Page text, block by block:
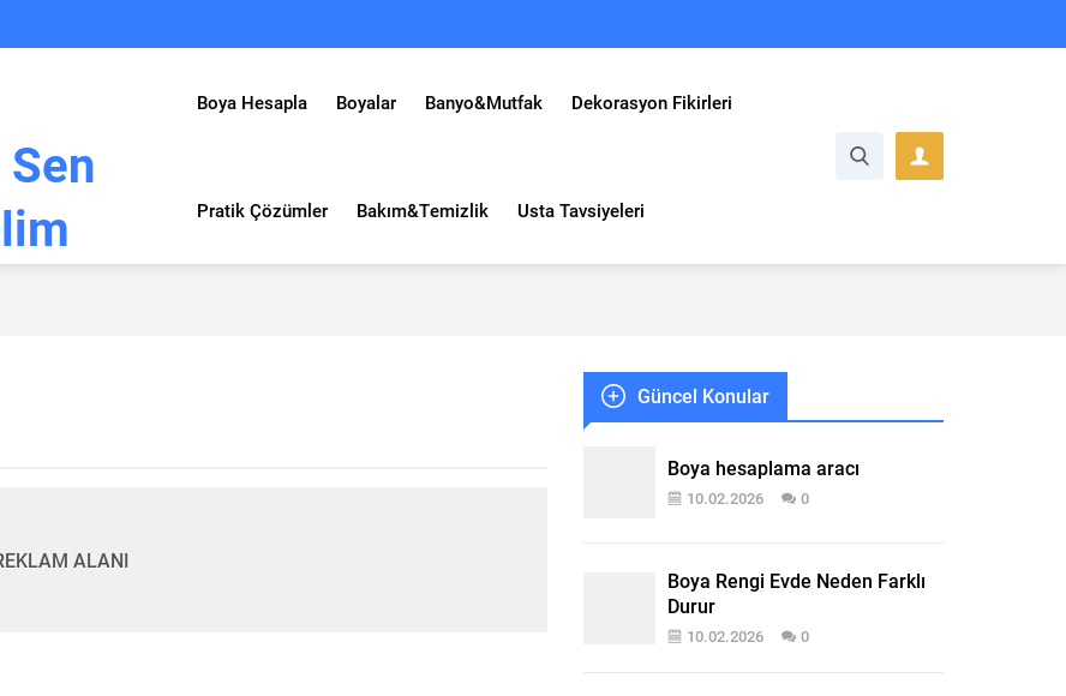
Boya Hesapla Boyalar Banyo&Mutfak Dekorasyon Fikirleri
Pratik Çözümler Bakım&Temizlik Usta Tavsiyeleri
ALANI
Güncel Konular
Boya hesaplama aracı
10.02.2026 0
Boya Rengi Evde Neden Farklı
Durur
10.02.2026 0